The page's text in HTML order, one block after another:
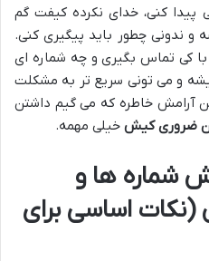
پیدا کنی، خدای نکرده کیفت گم
و ندونی چطور باید پیگیری کنی.
با کی تماس بگیری و چه شماره ای
و می تونی سریع تر به مشکلت
آرامش خاطره که می گیم داشتن
ضروری کیش خیلی مهمه.
شماره ها و
اساسی برای